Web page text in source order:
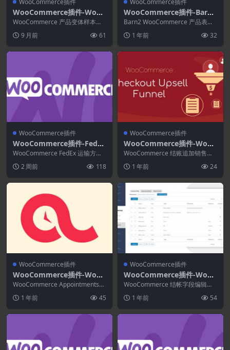
WooCommerce插件-WooC
ommerce Product Variati
ons Swatches 1.1.9
WooCommerce 产品变体样本是
择变体产品的...
9 月前 61
WooCommerce插件-Barn2
WooCommerce Product T
able 4.2.2
Barn2 WooCommerce 产品表创
1 年前 32
WooCommerce插件
WooCommerce插件-FedEx
Shipping Method for Woo
Commerce 4.6.2
WooCommerce FedEx 运输方式E
2 周前 118
WooCommerce插件
WooCommerce插件-WooC
ommerce Checkout Upsel
l Funnel–Order Bump 1.0.
14
WooCommerce 结账追加销售漏
me...1 年前 24
WooCommerce插件
WooCommerce插件-WooC
ommerce Appointments
4.22.0
WooCommerce Appointments是
的...1 年前 45
WooCommerce插件
WooCommerce插件-WooC
ommerce Checkout Field
Editor Pro 3.7.3
WooCommerce 结帐字段编辑器
rce...1 年前 54